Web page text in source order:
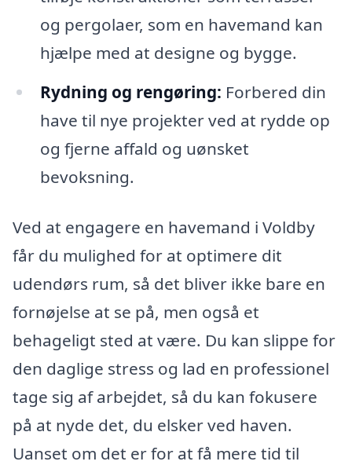
og pergolaer, som en havemand kan
hjælpe med at designe og bygge.
Rydning og rengøring: Forbered din
have til nye projekter ved at rydde op
og fjerne affald og uønsket
bevoksning.
Ved at engagere en havemand i Voldby
får du mulighed for at optimere dit
udendørs rum, så det bliver ikke bare en
fornøjelse at se på, men også et
behageligt sted at være. Du kan slippe for
den daglige stress og lad en professionel
tage sig af arbejdet, så du kan fokusere
på at nyde det, du elsker ved haven.
Uanset om det er for at få mere tid til